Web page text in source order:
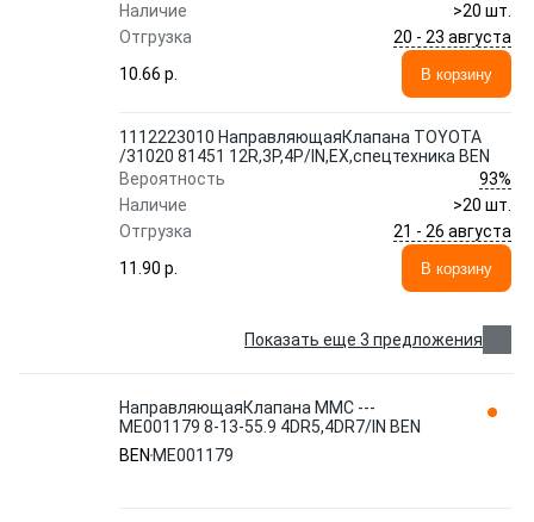
Наличие
>20 шт.
Отгрузка
20 - 23 августа
10.66 p.
В корзину
1112223010 НаправляющаяКлапана TOYOTA
/31020 81451 12R,3P,4P/IN,EX,спецтехника BEN
Вероятность
93%
Наличие
>20 шт.
Отгрузка
21 - 26 августа
11.90 p.
В корзину
Показать еще 3 предложения
НаправляющаяКлапана MMC ---
ME001179 8-13-55.9 4DR5,4DR7/IN BEN
BEN ME001179